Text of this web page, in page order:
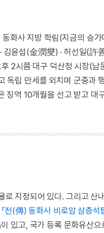
화사 지방 학림(지금의 승가
윤섭(金潤燮) · 허선일(許
2시쯤 대구 덕산정 시장(
독립 만세를 외치며 군중과
징역 10개월을 선고 받고 대
지정되어 있다. 그리고 산
「전(傳) 동화사 비로암 삼층석
이 있고, 국가 등록 문화유산으